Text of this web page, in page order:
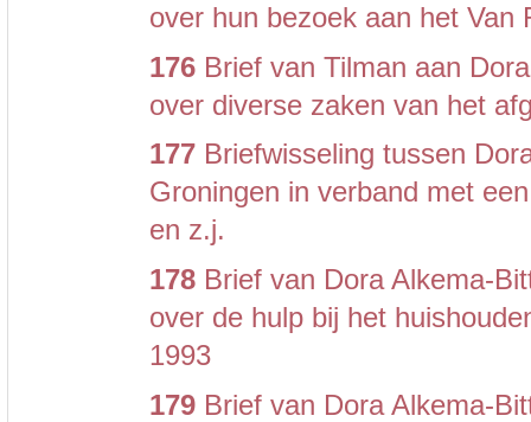
over hun bezoek aan het Van
176Brief van Tilman aan
over diverse zaken van het
177Briefwisseling tussen
Groningen in verband met
en z.j.
178Brief van Dora Alkema-
over de hulp bij het
1993
179Brief van Dora Alkema-